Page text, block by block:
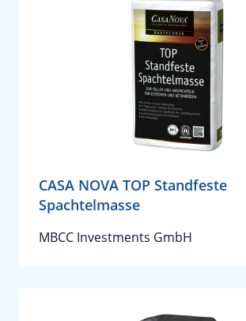
CASA NOVA TOP Standfeste
Spachtelmasse
MBCC Investments GmbH